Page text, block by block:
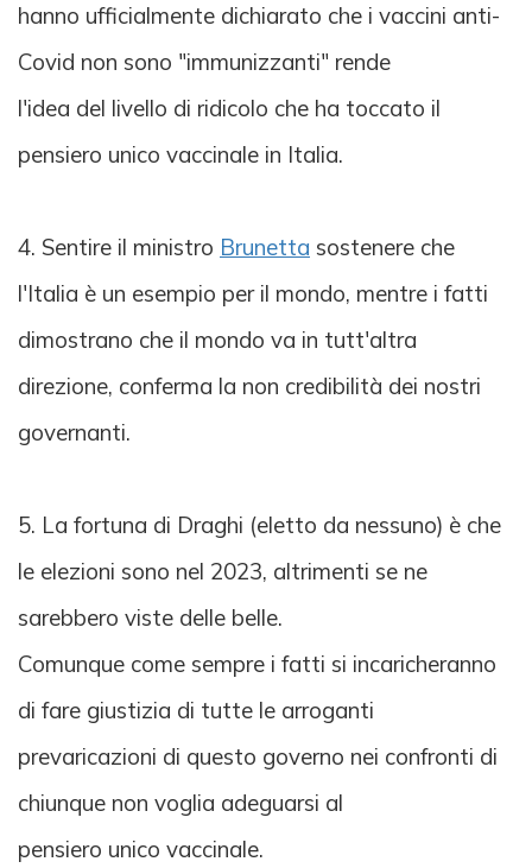
hanno ufficialmente dichiarato che i vaccini anti-
Covid non sono "immunizzanti" rende
l'idea del livello di ridicolo che ha toccato il
pensiero unico vaccinale in Italia.
4. Sentire il ministro Brunetta sostenere che
l'Italia è un esempio per il mondo, mentre i fatti
dimostrano che il mondo va in tutt'altra
direzione, conferma la non credibilità dei nostri
governanti.
5. La fortuna di Draghi (eletto da nessuno) è che
le elezioni sono nel 2023, altrimenti se ne
sarebbero viste delle belle.
Comunque come sempre i fatti si incaricheranno
di fare giustizia di tutte le arroganti
prevaricazioni di questo governo nei confronti di
chiunque non voglia adeguarsi al
pensiero unico vaccinale.